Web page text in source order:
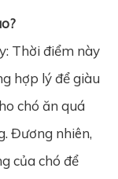
Thời điểm này
hợp lý để giàu
chó ăn quá
Đương nhiên,
của chó để